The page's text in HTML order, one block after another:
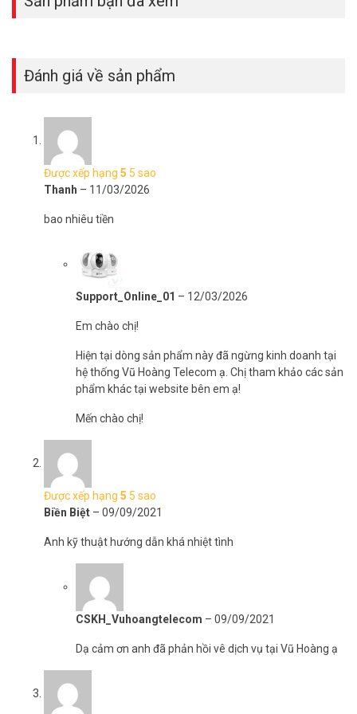
– Xem các trận bóng đá trực tiếp từ Ngoại Hạng Anh đến cúp C1
– Hát karaoke trực tuyến, chọn bài, tại playlist dễ dàng bằng điện
– Xem Youtube không bị quảng cáo, đọc báo, lướt web
Nếu cần tìm ra một chiếc TV Box có hỗ trợ tìm kiếm bằng giọng nói
được vì X20 có khả năng tương thích hoàn toàn với các loại chuột
bay voice hay điều khiển voice mà trên thị trường đang bán. Tuy
Đánh giá về sản phẩm
Được xếp hạng 5 5 sao
Thanh – 11/03/2026
bao nhiêu tiền
Support_Online_01 – 12/03/2026
Em chào chị!
Hiện tại dòng sản phẩm này đã ngừng kinh doanh tại
hệ thống Vũ Hoàng Telecom ạ. Chị tham khảo các sản
phẩm khác tại website bên em ạ!
Mến chào chị!
Được xếp hạng 5 5 sao
Biền Biệt – 09/09/2021
Anh kỹ thuật hướng dẫn khá nhiệt tình
CSKH_Vuhoangtelecom – 09/09/2021
Dạ cảm ơn anh đã phản hồi vê dịch vụ tại Vũ Hoàng ạ